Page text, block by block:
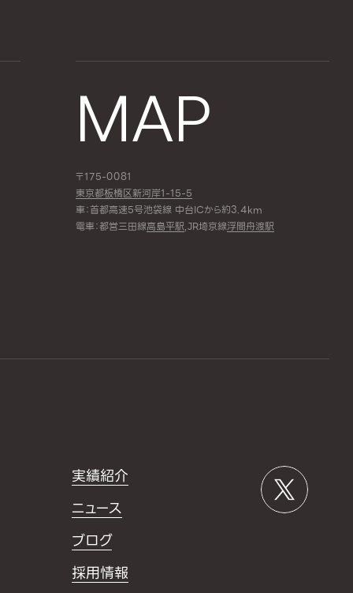
MAP
〒175-0081
東京都板橋区新河岸1-15-5
車：首都高速5号池袋線 中台ICから約3.4km
電車：都営三田線高島平駅,JR埼京線浮間舟渡駅
実績紹介
ニュース
ブログ
採用情報